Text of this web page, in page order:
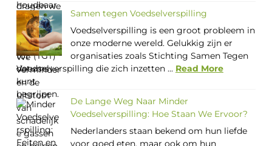
Samen tegen Voedselverspilling
Voedselverspilling is een groot probleem in
onze moderne wereld. Gelukkig zijn er
organisaties zoals Stichting Samen Tegen
Voedselverspilling die zich inzetten ... Read More
De Lange Weg Naar Minder
Voedselverspilling: Hoe Staan We Ervoor?
Nederlanders staan bekend om hun liefde
voor goed eten, maar ook om hun